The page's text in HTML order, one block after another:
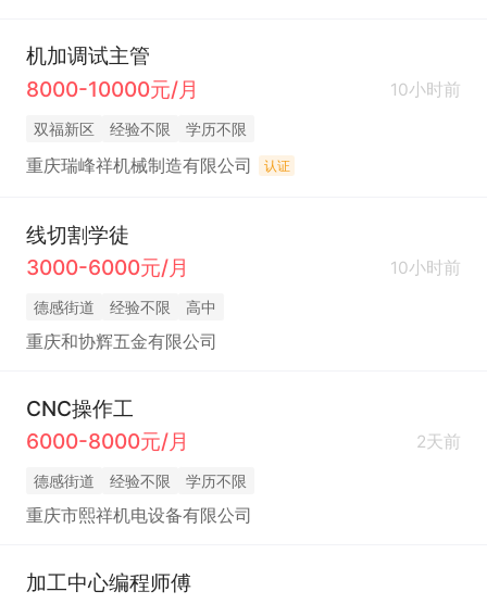
机加调试主管
8000-10000元/月
10小时前
双福新区 经验不限 学历不限
重庆瑞峰祥机械制造有限公司 认证
线切割学徒
3000-6000元/月
10小时前
德感街道 经验不限 高中
重庆和协辉五金有限公司
CNC操作工
6000-8000元/月
2天前
德感街道 经验不限 学历不限
重庆市熙祥机电设备有限公司
加工中心编程师傅